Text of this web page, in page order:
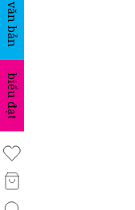
văn bản
biểu đạt